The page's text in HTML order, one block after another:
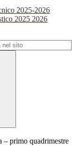
2025-2026
2025 2026
– primo quadrimestre